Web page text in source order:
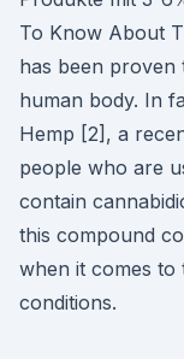
To Know About
has been proven
human body. In
Hemp [2], a
people who are
contain
this compound
when it comes to
conditions.